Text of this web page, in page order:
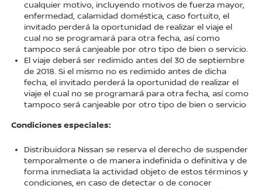
cualquier motivo, incluyendo motivos de fuerza mayor,
enfermedad, calamidad doméstica, caso fortuito, el
invitado perderá la oportunidad de realizar el viaje el
cual no se programará para otra fecha, así como
tampoco será canjeable por otro tipo de bien o servicio.
El viaje deberá ser redimido antes del 30 de septiembre
de 2018. Si el mismo no es redimido antes de dicha
fecha, el invitado perderá la oportunidad de realizar el
viaje el cual no se programará para otra fecha, así como
tampoco será canjeable por otro tipo de bien o servicio
Condiciones especiales:
Distribuidora Nissan se reserva el derecho de suspender
temporalmente o de manera indefinida o definitiva y de
forma inmediata la actividad objeto de estos términos y
condiciones, en caso de detectar o de conocer